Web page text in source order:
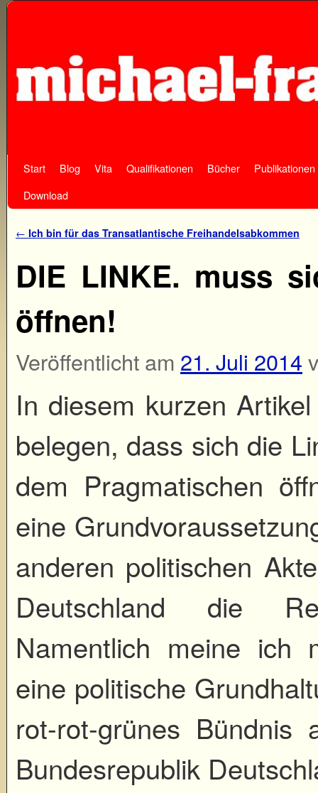
Zum Inhalt wechseln
Zum sekundären Inhalt wechseln
Start Blog Vita Qualifikationen Bücher
Publikationen
Download
Artikelnavigation
← Ich bin für das Transatlantische Freihandelsabkommen
DIE LINKE. muss
öffnen!
Veröffentlicht am 21. Juli 2014
In diesem kurzen
belegen, dass sich die
dem Pragmatischen
eine
anderen politischen
Deutschland die
Namentlich meine ich
eine politische
rot-rot-grünes Bündnis
Bundesrepublik